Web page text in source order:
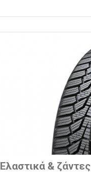
Ελαστικά & ζάντες